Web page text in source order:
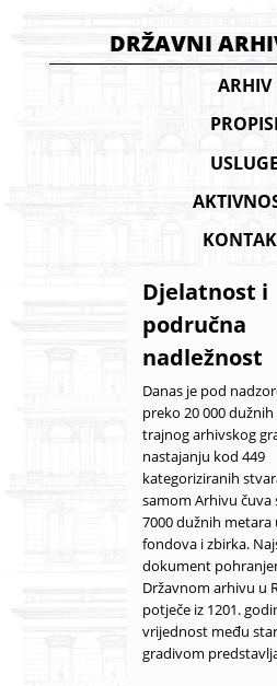
DRŽAVNI
ARHIV
PROPISI
USLUGE
Djelatnost i
područna
nadležnost
Danas je pod
preko 20 000
trajnog arhivskog
nastajanju kod 449
kategoriziranih
samom Arhivu čuva
7000 dužnih metara
fondova i zbirka.
dokument
Državnom arhivu u
potječe iz 1201.
vrijednost među
gradivom